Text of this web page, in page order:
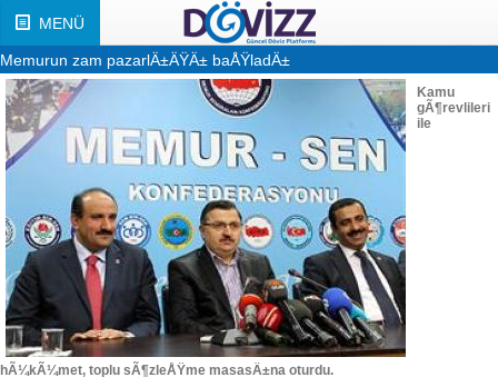
MENÜ
Memurun zam pazarlÄ±ÄŸÄ± baÅŸladÄ±
Kamu
gÃ¶revlileri
ile
hÃ¼kÃ¼met, toplu sÃ¶zleÅŸme masasÄ±na oturdu.